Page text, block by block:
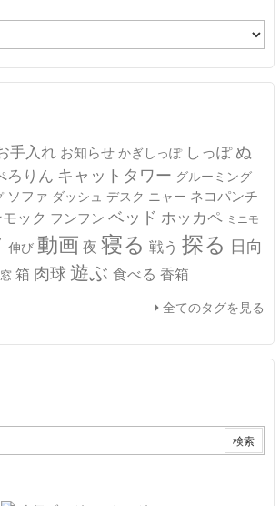
手入れ お知らせ かぎしっぽ しっぽ ぬ
ろりん キャットタワー グルーミング
ソファ ダッシュ デスク ニャー ネコパンチ
ック フンフン ベッド ホッカペ ミニモ
伸び 動画 夜 寝る 戦う 探る 日向
窓 箱 肉球 遊ぶ 食べる 香箱
全てのタグを見る